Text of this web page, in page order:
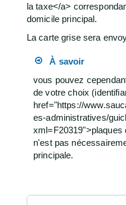
la taxe</a>
domicile principal.
La carte grise sera
À savoir
vous pouvez
de votre choix
href="https://
es-administratives/
n'est pas
principale.